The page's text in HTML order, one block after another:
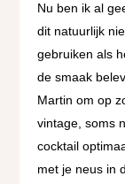
Nu ben ik al
dit natuurlijk
gebruiken als
de smaak
Martin om op
vintage, soms
cocktail
met je neus in